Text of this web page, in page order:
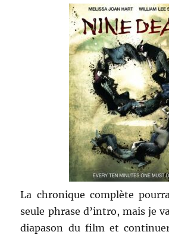
La chronique complète
seule phrase d’intro, mais je
diapason du film et